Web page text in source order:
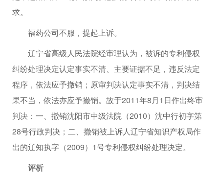
求。
福药公司不服，提起上诉。
辽宁省高级人民法院经审理认为，被诉的专利侵权
纠纷处理决定认定事实不清、主要证据不足，违反法定
程序，依法应予撤销；原审判决认定事实不清，判决结
果不当，依法亦应予撤销。故于2011年8月1日作出终审
判决：一、撤销沈阳市中级法院（2010）沈中行初字第
28号行政判决；二、撤销被上诉人辽宁省知识产权局作
出的辽知执字（2009）1号专利侵权纠纷处理决定。
评析